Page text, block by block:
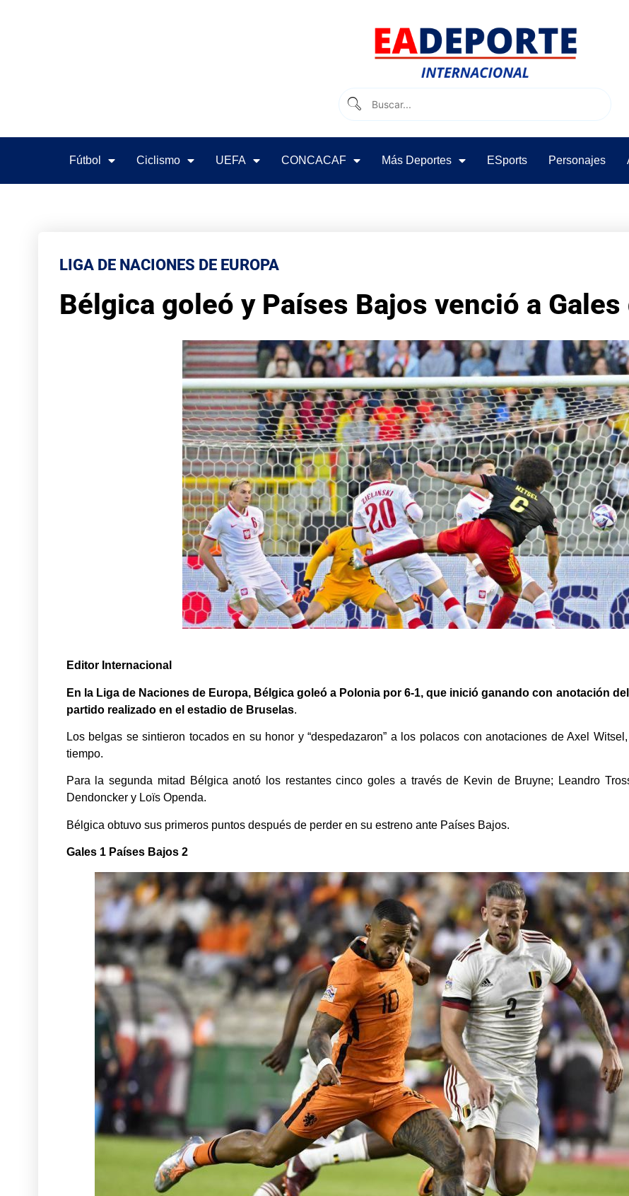
Fútbol Ciclismo UEFA CONCACAF Más Deportes ESports Personajes
LIGA DE NACIONES DE EUROPA
Bélgica goleó y Países Bajos venció a
Editor Internacional
En la Liga de Naciones de Europa, Bélgica goleó a Polonia por 6-1, que inició ganando con anotación
partido realizado en el estadio de Bruselas.
Los belgas se sintieron tocados en su honor y “despedazaron” a los polacos con anotaciones de Axel
tiempo.
Para la segunda mitad Bélgica anotó los restantes cinco goles a través de Kevin de Bruyne; Leandro
Dendoncker y Loïs Openda.
Bélgica obtuvo sus primeros puntos después de perder en su estreno ante Países Bajos.
Gales 1 Países Bajos 2